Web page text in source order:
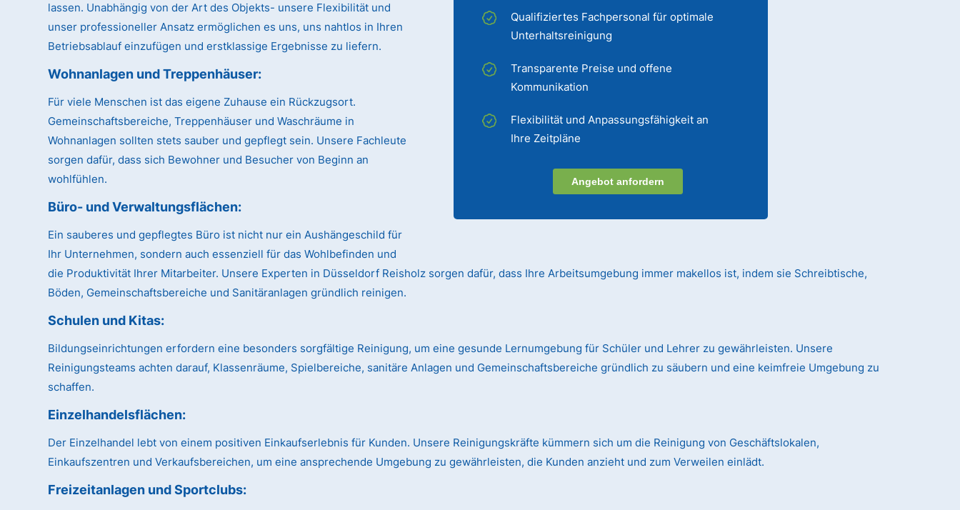
Qualifiziertes Fachpersonal für optimale
Unterhaltsreinigung
Transparente Preise und offene
Kommunikation
Flexibilität und Anpassungsfähigkeit an
Ihre Zeitpläne
Angebot anfordern
lassen. Unabhängig von der Art des Objekts- unsere Flexibilität und
unser professioneller Ansatz ermöglichen es uns, uns nahtlos in Ihren
Betriebsablauf einzufügen und erstklassige Ergebnisse zu liefern.
Wohnanlagen und Treppenhäuser:
Für viele Menschen ist das eigene Zuhause ein Rückzugsort.
Gemeinschaftsbereiche, Treppenhäuser und Waschräume in
Wohnanlagen sollten stets sauber und gepflegt sein. Unsere Fachleute
sorgen dafür, dass sich Bewohner und Besucher von Beginn an
wohlfühlen.
Büro- und Verwaltungsflächen:
Ein sauberes und gepflegtes Büro ist nicht nur ein Aushängeschild für
Ihr Unternehmen, sondern auch essenziell für das Wohlbefinden und
die Produktivität Ihrer Mitarbeiter. Unsere Experten in Düsseldorf Reisholz sorgen dafür, dass Ihre Arbeitsumgebung immer makellos ist, indem sie Schreibtische,
Böden, Gemeinschaftsbereiche und Sanitäranlagen gründlich reinigen.
Schulen und Kitas:
Bildungseinrichtungen erfordern eine besonders sorgfältige Reinigung, um eine gesunde Lernumgebung für Schüler und Lehrer zu gewährleisten. Unsere
Reinigungsteams achten darauf, Klassenräume, Spielbereiche, sanitäre Anlagen und Gemeinschaftsbereiche gründlich zu säubern und eine keimfreie Umgebung zu
schaffen.
Einzelhandelsflächen:
Der Einzelhandel lebt von einem positiven Einkaufserlebnis für Kunden. Unsere Reinigungskräfte kümmern sich um die Reinigung von Geschäftslokalen,
Einkaufszentren und Verkaufsbereichen, um eine ansprechende Umgebung zu gewährleisten, die Kunden anzieht und zum Verweilen einlädt.
Freizeitanlagen und Sportclubs: